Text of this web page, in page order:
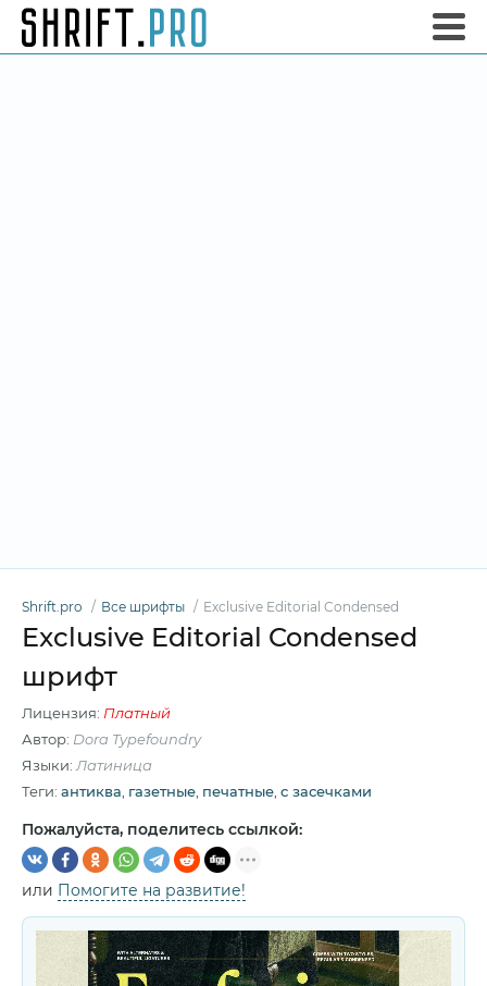
Shrift.pro Все шрифты Exclusive Editorial Condensed
Exclusive Editorial Condensed
шрифт
Лицензия: Платный
Автор: Dora Typefoundry
Языки: Латиница
Теги: антиква газетные печатные с засечками
Пожалуйста, поделитесь ссылкой:
или Помогите на развитие!